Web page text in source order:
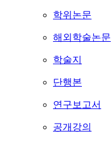
학위논문
해외학술논문
학술지
단행본
연구보고서
공개강의